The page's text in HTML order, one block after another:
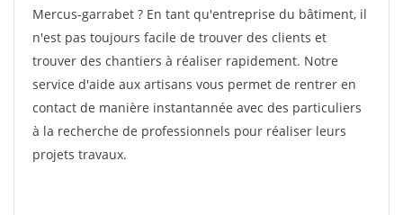
Mercus-garrabet ? En tant qu'entreprise du bâtiment, il
n'est pas toujours facile de trouver des clients et
trouver des chantiers à réaliser rapidement. Notre
service d'aide aux artisans vous permet de rentrer en
contact de manière instantannée avec des particuliers
à la recherche de professionnels pour réaliser leurs
projets travaux.